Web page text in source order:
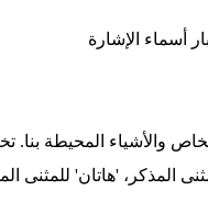
أسماء الإشارة
والأشياء المحيطة
المذكر، 'هاتان' للمثنى